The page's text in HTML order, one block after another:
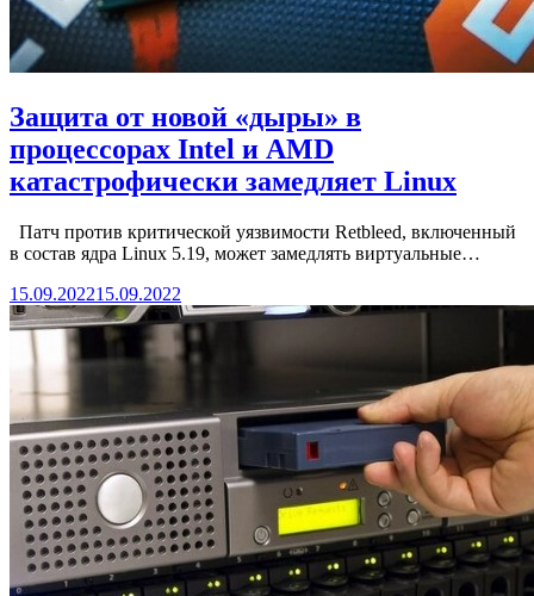
Защита от новой «дыры» в
процессорах Intel и AMD
катастрофически замедляет Linux
Патч против критической уязвимости Retbleed, включенный
в состав ядра Linux 5.19, может замедлять виртуальные…
15.09.202215.09.2022